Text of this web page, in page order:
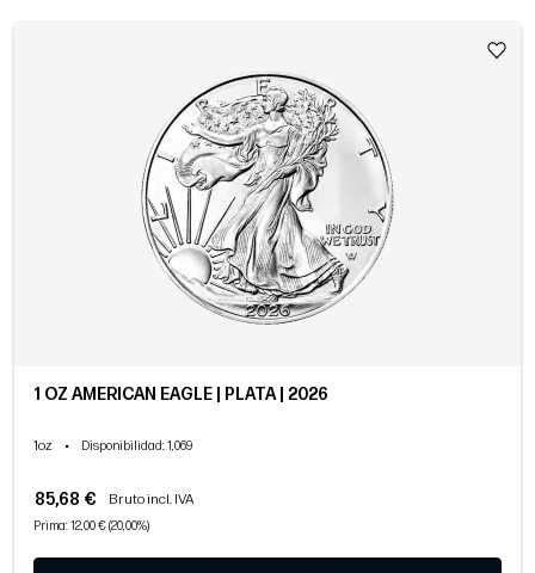
1 OZ AMERICAN EAGLE | PLATA | 2026
1oz • Disponibilidad: 1,069
85,68 € Bruto incl. IVA
Prima: 12,00 € (20,00%)